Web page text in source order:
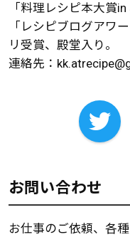
「料理レシピ本大賞in
「レシピブログアワ
リ受賞、殿堂入り。
連絡先：
お問い合わせ
お仕事のご依頼、各